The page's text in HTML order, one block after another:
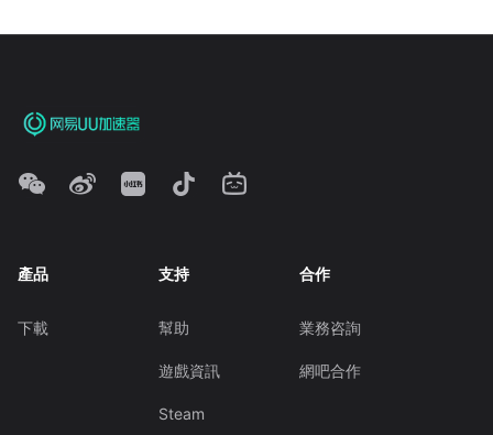
產品
下載
支持
幫助
遊戲資訊
Steam
合作
業務咨詢
網吧合作